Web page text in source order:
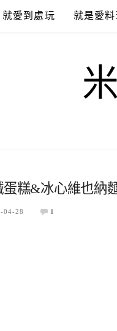
就愛到處玩 就是愛料
糕&冰心維也納
04-28 1